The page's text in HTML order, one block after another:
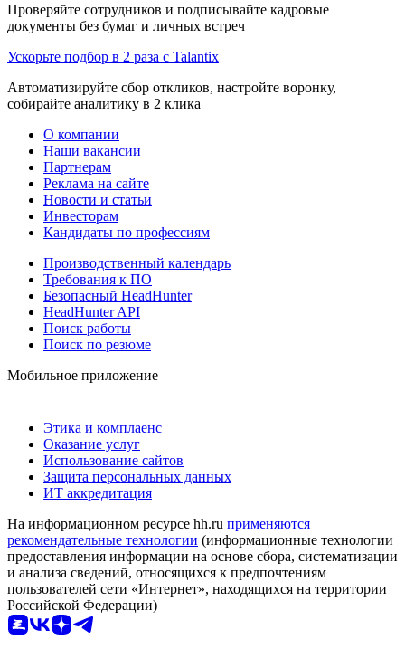
Проверяйте сотрудников и подписывайте кадровые
документы без бумаг и личных встреч
Ускорьте подбор в 2 раза с Talantix
Автоматизируйте сбор откликов, настройте воронку,
собирайте аналитику в 2 клика
О компании
Наши вакансии
Партнерам
Реклама на сайте
Новости и статьи
Инвесторам
Кандидаты по профессиям
Производственный календарь
Требования к ПО
Безопасный HeadHunter
HeadHunter API
Поиск работы
Поиск по резюме
Мобильное приложение
Этика и комплаенс
Оказание услуг
Использование сайтов
Защита персональных данных
ИТ аккредитация
На информационном ресурсе hh.ru применяются
рекомендательные технологии (информационные технологии
предоставления информации на основе сбора, систематизации
и анализа сведений, относящихся к предпочтениям
пользователей сети «Интернет», находящихся на территории
Российской Федерации)